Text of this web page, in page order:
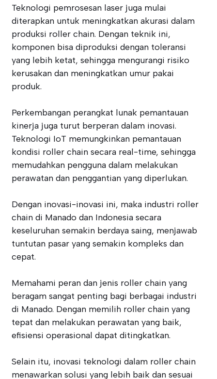
Teknologi pemrosesan laser juga mulai
diterapkan untuk meningkatkan akurasi dalam
produksi roller chain. Dengan teknik ini,
komponen bisa diproduksi dengan toleransi
yang lebih ketat, sehingga mengurangi risiko
kerusakan dan meningkatkan umur pakai
produk.
Perkembangan perangkat lunak pemantauan
kinerja juga turut berperan dalam inovasi.
Teknologi IoT memungkinkan pemantauan
kondisi roller chain secara real-time, sehingga
memudahkan pengguna dalam melakukan
perawatan dan penggantian yang diperlukan.
Dengan inovasi-inovasi ini, maka industri roller
chain di Manado dan Indonesia secara
keseluruhan semakin berdaya saing, menjawab
tuntutan pasar yang semakin kompleks dan
cepat.
Memahami peran dan jenis roller chain yang
beragam sangat penting bagi berbagai industri
di Manado. Dengan memilih roller chain yang
tepat dan melakukan perawatan yang baik,
efisiensi operasional dapat ditingkatkan.
Selain itu, inovasi teknologi dalam roller chain
menawarkan solusi yang lebih baik dan sesuai